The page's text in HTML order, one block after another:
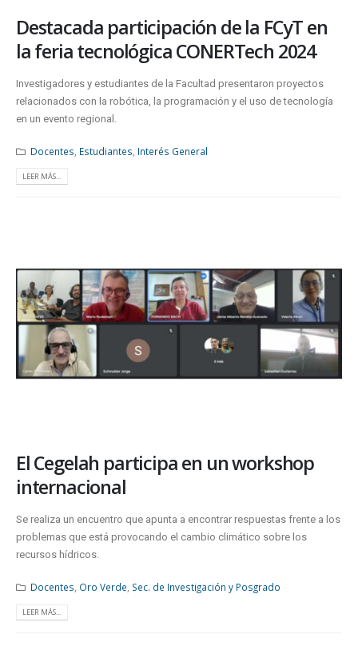
Destacada participación de la FCyT en
la feria tecnológica CONERTech 2024
Investigadores y estudiantes de la Facultad presentaron proyectos
relacionados con la robótica, la programación y el uso de tecnología
en un evento regional.
Docentes Estudiantes Interés General
LEER MÁS...
El Cegelah participa en un workshop
internacional
Se realiza un encuentro que apunta a encontrar respuestas frente a los
problemas que está provocando el cambio climático sobre los
recursos hídricos.
Docentes, Oro Verde, Sec. de Investigación y Posgrado
LEER MÁS...